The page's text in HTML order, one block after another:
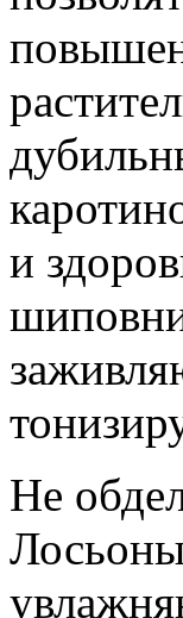
и
Не